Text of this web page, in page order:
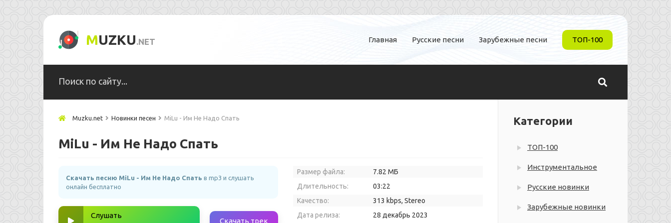
MUZKU.NET Главная Русские песни Зарубежные песни ТОП-100
Muzku.net Новинки песен MiLu - Им Не Надо Спать
MiLu - Им Не Надо Спать
Скачать песню MiLu - Им Не Надо Спать в mp3 и слушать
онлайн бесплатно
Слушать
Скачать трек
Размер файла:
7.82 МБ
Длительность:
03:22
Качество:
313 kbps, Stereo
Дата релиза:
28 декабрь 2023
Категории
ТОП-100
Инструментальное
Русские новинки
Зарубежные новинки